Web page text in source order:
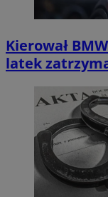
Kierował
latek